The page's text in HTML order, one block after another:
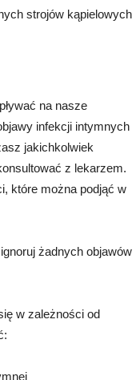
strojów kąpielowych
na nasze
infekcji intymnych
jakichkolwiek
z lekarzem.
które można podjąć w
żadnych objawów
w zależności od